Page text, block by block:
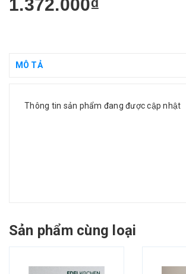
1.372.000₫
MÔ TẢ
Thông tin sản phẩm đang được cập nhật
Sản phẩm cùng loại